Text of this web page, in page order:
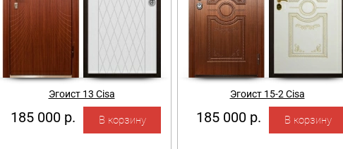
Эгоист 13 Cisa
185 000 р.
Эгоист 15-2 Cisa
185 000 р.